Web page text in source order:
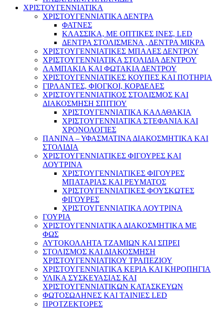
ΧΡΙΣΤΟΥΓΕΝΝΙΑΤΙΚΑ
ΧΡΙΣΤΟΥΓΕΝΝΙΑΤΙΚΑ ΔΕΝΤΡΑ
ΦΑΤΝΕΣ
ΚΛΑΣΣΙΚΑ, ΜΕ ΟΠΤΙΚΕΣ ΙΝΕΣ, LED
ΔΕΝΤΡΑ ΣΤΟΛΙΣΜΕΝΑ , ΔΕΝΤΡΑ ΜΙΚΡΑ
ΧΡΙΣΤΟΥΓΕΝΝΙΑΤΙΚΕΣ ΜΠΑΛΕΣ ΔΕΝΤΡΟΥ
ΧΡΙΣΤΟΥΓΕΝΝΙΑΤΙΚΑ ΣΤΟΛΙΔΙΑ ΔΕΝΤΡΟΥ
ΛΑΜΠΑΚΙΑ ΚΑΙ ΦΩΤΑΚΙΑ ΔΕΝΤΡΟΥ
ΧΡΙΣΤΟΥΓΕΝΝΙΑΤΙΚΕΣ ΚΟΥΠΕΣ ΚΑΙ ΠΟΤΗΡΙΑ
ΓΙΡΛΑΝΤΕΣ, ΦΙΟΓΚΟΙ, ΚΟΡΔΕΛΕΣ
ΧΡΙΣΤΟΥΓΕΝΝΙΑΤΙΚΟΣ ΣΤΟΛΙΣΜΟΣ ΚΑΙ
ΔΙΑΚΟΣΜΗΣΗ ΣΠΙΤΙΟΥ
ΧΡΙΣΤΟΥΓΕΝΝΙΑΤΙΚΑ ΚΑΛΑΘΑΚΙΑ
ΧΡΙΣΤΟΥΓΕΝΝΙΑΤΙΚΑ ΣΤΕΦΑΝΙΑ ΚΑΙ
ΧΡΟΝΟΛΟΓΙΕΣ
ΠΑΝΙΝΑ – ΥΦΑΣΜΑΤΙΝΑ ΔΙΑΚΟΣΜΗΤΙΚΑ ΚΑΙ
ΣΤΟΛΙΔΙΑ
ΧΡΙΣΤΟΥΓΕΝΝΙΑΤΙΚΕΣ ΦΙΓΟΥΡΕΣ ΚΑΙ
ΛΟΥΤΡΙΝΑ
ΧΡΙΣΤΟΥΓΕΝΝΙΑΤΙΚΕΣ ΦΙΓΟΥΡΕΣ
ΜΠΑΤΑΡΙΑΣ ΚΑΙ ΡΕΥΜΑΤΟΣ
ΧΡΙΣΤΟΥΓΕΝΝΙΑΤΙΚΕΣ ΦΟΥΣΚΩΤΕΣ
ΦΙΓΟΥΡΕΣ
ΧΡΙΣΤΟΥΓΕΝΝΙΑΤΙΚΑ ΛΟΥΤΡΙΝΑ
ΓΟΥΡΙΑ
ΧΡΙΣΤΟΥΓΕΝΝΙΑΤΙΚΑ ΔΙΑΚΟΣΜΗΤΙΚΑ ΜΕ
ΦΩΣ
ΑΥΤΟΚΟΛΛΗΤΑ ΤΖΑΜΙΩΝ ΚΑΙ ΣΠΡΕΙ
ΣΤΟΛΙΣΜΟΣ ΚΑΙ ΔΙΑΚΟΣΜΗΣΗ
ΧΡΙΣΤΟΥΓΕΝΝΙΑΤΙΚΟΥ ΤΡΑΠΕΖΙΟΥ
ΧΡΙΣΤΟΥΓΕΝΝΙΑΤΙΚΑ ΚΕΡΙΑ ΚΑΙ ΚΗΡΟΠΗΓΙΑ
ΥΛΙΚΑ ΣΥΣΚΕΥΑΣΙΑΣ ΚΑΙ
ΧΡΙΣΤΟΥΓΕΝΝΙΑΤΙΚΩΝ ΚΑΤΑΣΚΕΥΩΝ
ΦΩΤΟΣΩΛΗΝΕΣ ΚΑΙ ΤΑΙΝΙΕΣ LED
ΠΡΟΤΖΕΚΤΟΡΕΣ